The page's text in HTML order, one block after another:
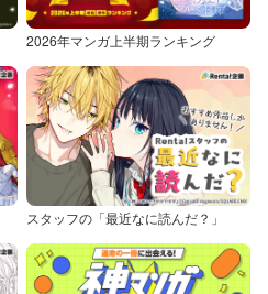
2026年マンガ上半期ランキング
スタッフの「最近なに読んだ？」